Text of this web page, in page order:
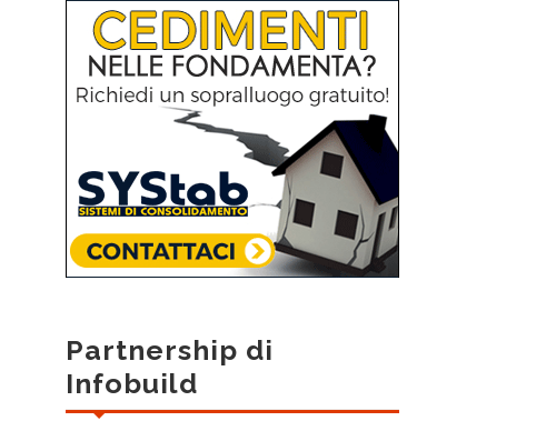
Partnership di
Infobuild